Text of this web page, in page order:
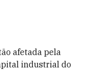
afetada pela
industrial do